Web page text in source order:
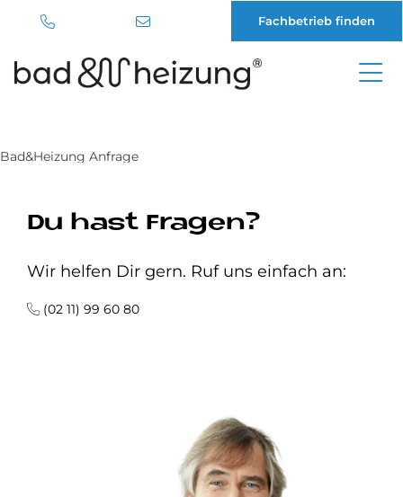
Fachbetrieb finden
Bad&Heizung Anfrage
Du hast Fragen?
Wir helfen Dir gern. Ruf uns einfach an:
(02 11) 99 60 80